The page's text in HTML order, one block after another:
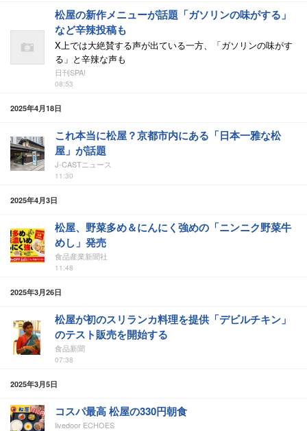
松屋の新作メニューが話題「ガソリンの味がする」
など辛辣投稿も
X上では大絶賛する声が出ている一方、「ガソリンの味がす
る」と辛辣な声も
日刊SPA!
08:53
2025年4月18日
これ本当に松屋？京都市内にある「日本一雅な松
屋」が話題
J-CASTニュース
11:30
2025年4月3日
松屋、野菜多め＆にんにく強めの「ニンニク野菜牛
めし」発売
食品産業新聞社
11:48
2025年3月26日
松屋が初のスリランカ料理を提供「デビルチキン」
のテスト販売を開始する
食品新聞
07:38
2025年3月5日
コスパ最高 松屋の330円朝食
livedoor ECHOES